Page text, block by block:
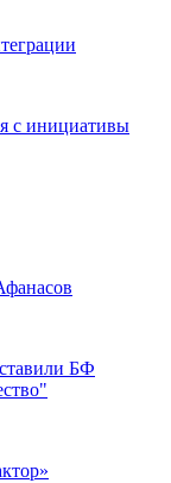
с инициативы
БФ